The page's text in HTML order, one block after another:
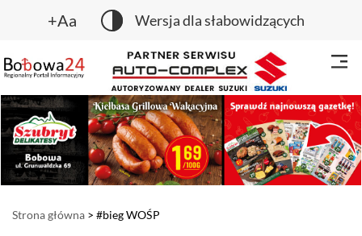
+Aa Wersja dla słabowidzących
Strona główna > #bieg WOŚP